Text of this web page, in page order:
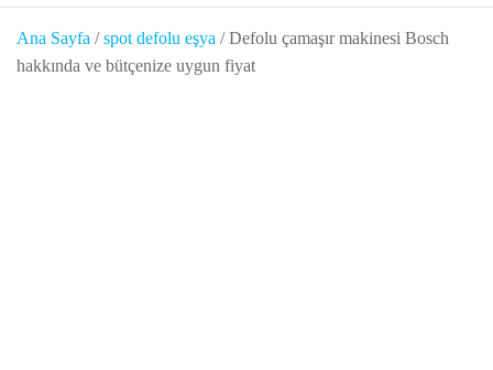
Ana Sayfa /spot defolu eşya / Defolu çamaşır makinesi Bosch
hakkında ve bütçenize uygun fiyat